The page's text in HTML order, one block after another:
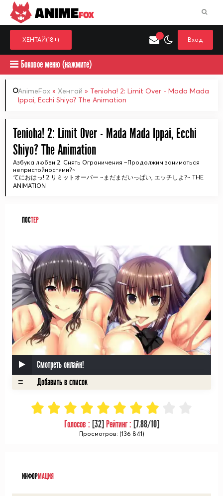
Выберите одну категорию для поиска Аниме
ANIMEFOX
ХЕНТАЙ(18+) Вход
Боковое меню (нажмите)
AnimeFox » Хентай » Tenioha! 2: Limit Over - Mada Mada
Ippai, Ecchi Shiyo? The Animation
Tenioha! 2: Limit Over - Mada Mada Ippai, Ecchi
Shiyo? The Animation
Азбука любви!2: Снять Ограничения ~Продолжим заниматься
непристойностями?~
てにおはっ! 2 リミットオーバー ~まだまだいっぱい, エッチしよ?~ THE
ANIMATION
ПОСТЕР
Смотреть онлайн!
Голосов : [32] Рейтинг : [7.88/10]
Просмотров: (136 841)
ИНФОРМАЦИЯ